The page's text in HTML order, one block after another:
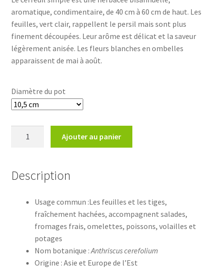
prix :
3,30€
à
5,30€
aromatique, condimentaire, de 40 cm à 60 cm de haut. Les
feuilles, vert clair, rappellent le persil mais sont plus
finement découpées. Leur arôme est délicat et la saveur
légèrement anisée. Les fleurs blanches en ombelles
apparaissent de mai à août.
Diamètre du pot
Ajouter au panier
Description
Usage commun :Les feuilles et les tiges,
fraîchement hachées, accompagnent salades,
fromages frais, omelettes, poissons, volailles et
potages
Nom botanique : Anthriscus cerefolium
Origine : Asie et Europe de l’Est